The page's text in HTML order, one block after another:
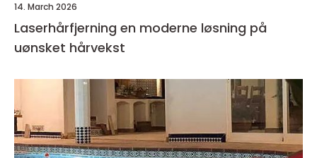
14. March 2026
Laserhårfjerning en moderne løsning på
uønsket hårvekst